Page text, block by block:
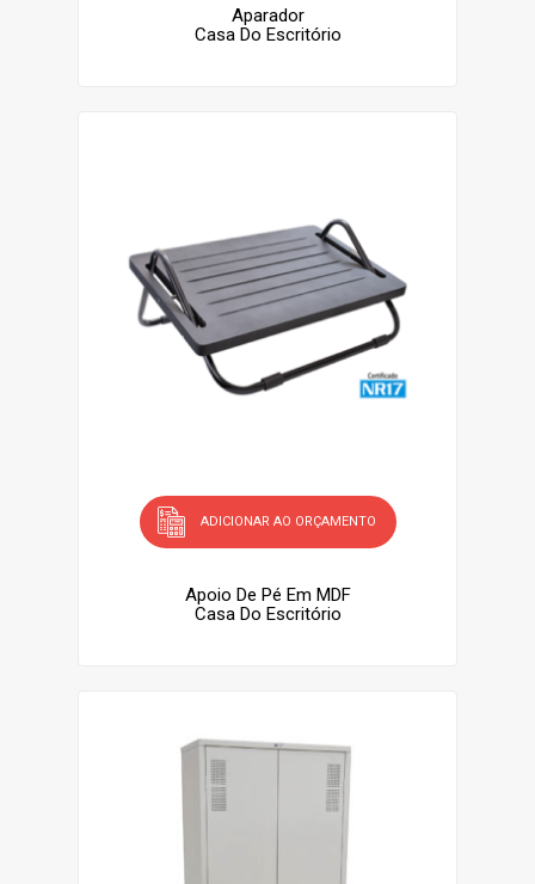
Aparador
Casa Do Escritório
ADICIONAR AO ORÇAMENTO
Apoio De Pé Em MDF
Casa Do Escritório